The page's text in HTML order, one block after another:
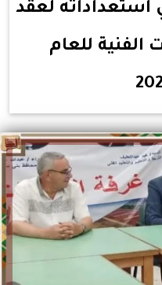
لعقد
الفنية للعام